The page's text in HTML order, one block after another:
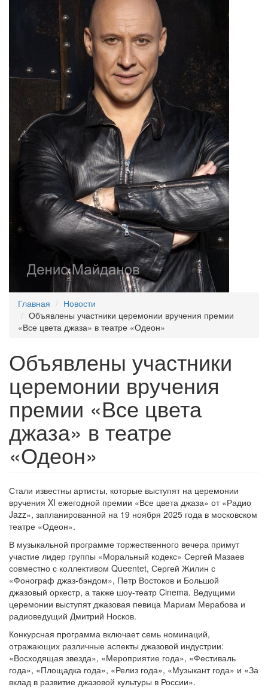
Главная
Новости
Объявлены участники церемонии вручения премии
«Все цвета джаза» в театре «Одеон»
Объявлены участники
церемонии вручения
премии «Все цвета
джаза» в театре
«Одеон»
Стали известны артисты, которые выступят на церемонии
вручения XI ежегодной премии «Все цвета джаза» от «Радио
Jazz», запланированной на 19 ноября 2025 года в московском
театре «Одеон».
В музыкальной программе торжественного вечера примут
участие лидер группы «Моральный кодекс» Сергей Мазаев
совместно с коллективом Queentet, Сергей Жилин с
«Фонограф джаз-бэндом», Петр Востоков и Большой
джазовый оркестр, а также шоу-театр Cinema. Ведущими
церемонии выступят джазовая певица Мариам Мерабова и
радиоведущий Дмитрий Носков.
Конкурсная программа включает семь номинаций,
отражающих различные аспекты джазовой индустрии:
«Восходящая звезда», «Мероприятие года», «Фестиваль
года», «Площадка года», «Релиз года», «Музыкант года» и «За
вклад в развитие джазовой культуры в России».